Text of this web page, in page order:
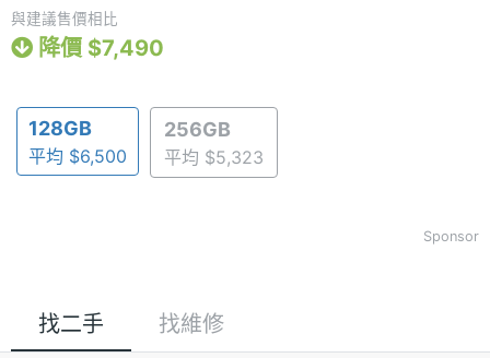
與建議售價相比
降價 $7,490
128GB
平均 $6,500
256GB
平均 $5,323
Sponsor
找二手 找維修